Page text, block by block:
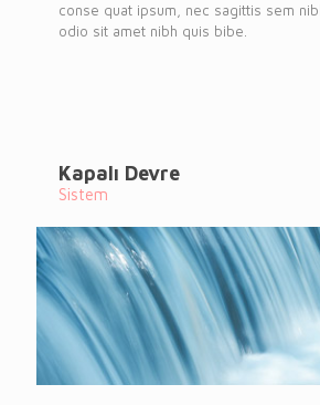
conse quat ipsum, nec sagittis sem
odio sit amet nibh quis bibe.
Kapalı Devre
Sistem